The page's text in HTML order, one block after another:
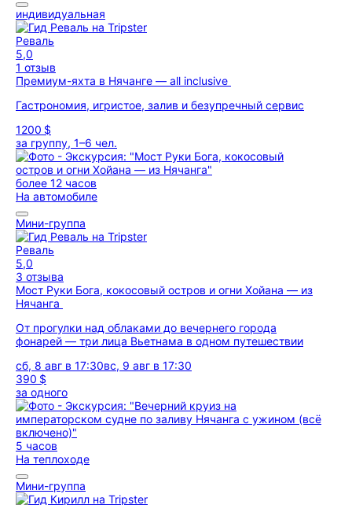
индивидуальная
Реваль
5,0
1 отзыв
Премиум-яхта в Нячанге — all inclusive
Гастрономия, игристое, залив и безупречный сервис
1200 $
за группу, 1–6 чел.
более 12 часов
На автомобиле
Мини-группа
Реваль
5,0
3 отзыва
Мост Руки Бога, кокосовый остров и огни Хойана — из
Нячанга
От прогулки над облаками до вечернего города
фонарей — три лица Вьетнама в одном путешествии
сб, 8 авг в 17:30вс, 9 авг в 17:30
390 $
за одного
5 часов
На теплоходе
Мини-группа